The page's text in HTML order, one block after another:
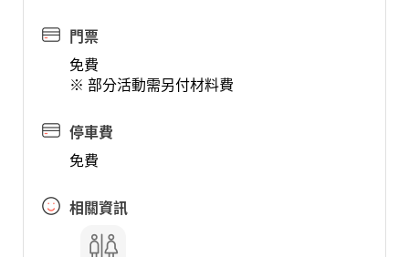
門票
免費
※ 部分活動需另付材料費
停車費
免費
相關資訊